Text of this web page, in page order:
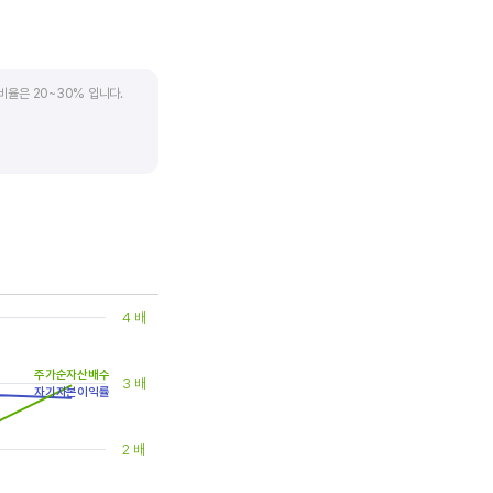
비율은 20~30% 입니다.
2 배
3 배
4 배
자기자본이익률
주가순자산배수